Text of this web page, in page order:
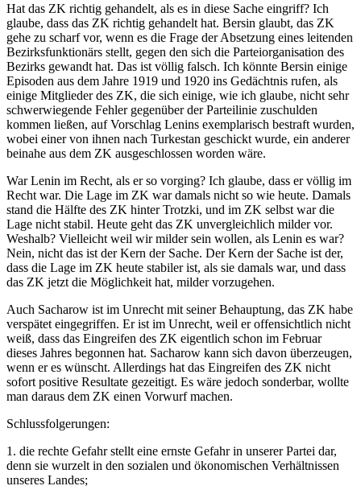
Hat das ZK richtig gehandelt, als es in diese Sache eingriff? Ich
glaube, dass das ZK richtig gehandelt hat. Bersin glaubt, das ZK
gehe zu scharf vor, wenn es die Frage der Absetzung eines leitenden
Bezirksfunktionärs stellt, gegen den sich die Parteiorganisation des
Bezirks gewandt hat. Das ist völlig falsch. Ich könnte Bersin einige
Episoden aus dem Jahre 1919 und 1920 ins Gedächtnis rufen, als
einige Mitglieder des ZK, die sich einige, wie ich glaube, nicht sehr
schwerwiegende Fehler gegenüber der Parteilinie zuschulden
kommen ließen, auf Vorschlag Lenins exemplarisch bestraft wurden,
wobei einer von ihnen nach Turkestan geschickt wurde, ein anderer
beinahe aus dem ZK ausgeschlossen worden wäre.
War Lenin im Recht, als er so vorging? Ich glaube, dass er völlig im
Recht war. Die Lage im ZK war damals nicht so wie heute. Damals
stand die Hälfte des ZK hinter Trotzki, und im ZK selbst war die
Lage nicht stabil. Heute geht das ZK unvergleichlich milder vor.
Weshalb? Vielleicht weil wir milder sein wollen, als Lenin es war?
Nein, nicht das ist der Kern der Sache. Der Kern der Sache ist der,
dass die Lage im ZK heute stabiler ist, als sie damals war, und dass
das ZK jetzt die Möglichkeit hat, milder vorzugehen.
Auch Sacharow ist im Unrecht mit seiner Behauptung, das ZK habe
verspätet eingegriffen. Er ist im Unrecht, weil er offensichtlich nicht
weiß, dass das Eingreifen des ZK eigentlich schon im Februar
dieses Jahres begonnen hat. Sacharow kann sich davon überzeugen,
wenn er es wünscht. Allerdings hat das Eingreifen des ZK nicht
sofort positive Resultate gezeitigt. Es wäre jedoch sonderbar, wollte
man daraus dem ZK einen Vorwurf machen.
Schlussfolgerungen:
1. die rechte Gefahr stellt eine ernste Gefahr in unserer Partei dar,
denn sie wurzelt in den sozialen und ökonomischen Verhältnissen
unseres Landes;